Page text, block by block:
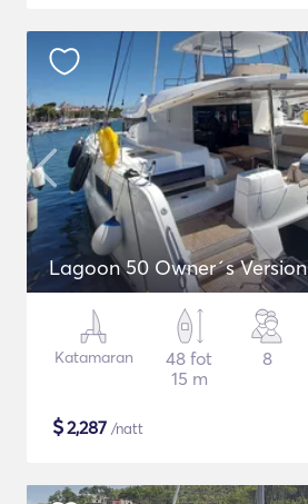
Lagoon 50 Owner´s Version
Katamaran
48 fot
15 m
8
$2,287 /natt